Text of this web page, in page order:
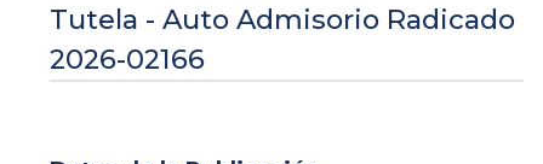
Tutela - Auto Admisorio Radicado
2026-02166